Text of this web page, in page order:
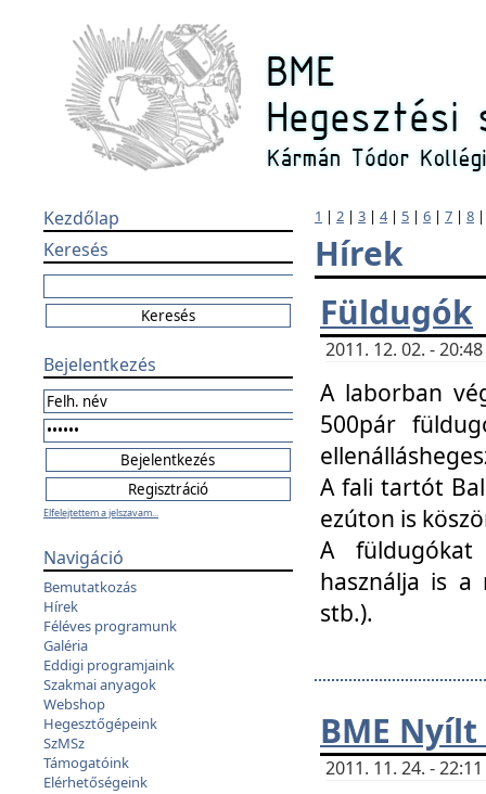
Kezdőlap
Keresés
Bejelentkezés
Elfelejtettem a jelszavam...
Navigáció
Bemutatkozás
Hírek
Féléves programunk
Galéria
Eddigi programjaink
Szakmai anyagok
Webshop
Hegesztőgépeink
SzMSz
Támogatóink
Elérhetőségeink
1 | 2 | 3 | 4| 5 | 6 | 7 | 8
Hírek
Füldugók
2011. 12. 02. -
A laborban
500pár
A fali tartót
ezúton is
A füldugókat
használja is a
stb.).
BME
2011. 11. 24. -